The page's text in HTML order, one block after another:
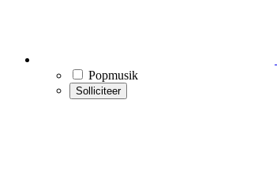
Popmusik
Solliciteer